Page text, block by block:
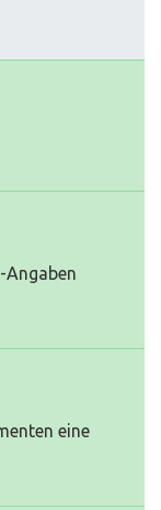
Angaben
eine